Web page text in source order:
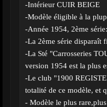
-Intérieur CUIR BEIGE
-Modèle éligible à la
-Année 1954, 2ème
-La 2ème série disparaît
-La Sté "Carrosseries
version 1954 est la plus
-Le club "1900
totalité de ce modèle, et
- Modèle le plus